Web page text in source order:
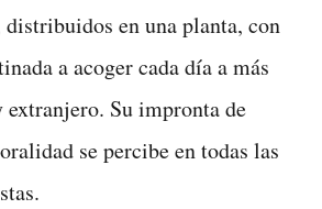
distribuidos en una planta, con
a acoger cada día a más
Su impronta de
se percibe en todas las